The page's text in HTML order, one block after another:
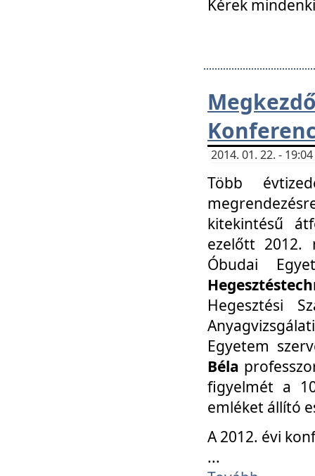
Kérek
2014. 01. 22. -
Több
kitekintésű
ezelőtt 2012.
Óbudai
Hegesztési
Egyetem
Béla
figyelmét a
emléket állító
A 2012. évi
...